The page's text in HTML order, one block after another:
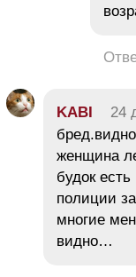
KABI 24
женщина
будок
полиции
многие
видно…